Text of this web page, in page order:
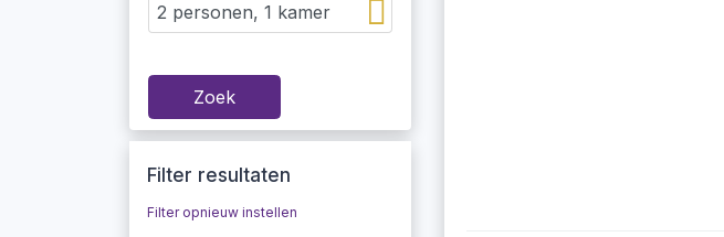
Zoek
Filter resultaten
Filter opnieuw instellen